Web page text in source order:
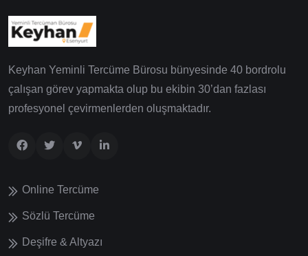
Keyhan Yeminli Tercüme Bürosu bünyesinde 40 bordrolu
çalışan görev yapmakta olup bu ekibin 30’dan fazlası
profesyonel çevirmenlerden oluşmaktadır.
Online Tercüme
Sözlü Tercüme
Deşifre & Altyazı